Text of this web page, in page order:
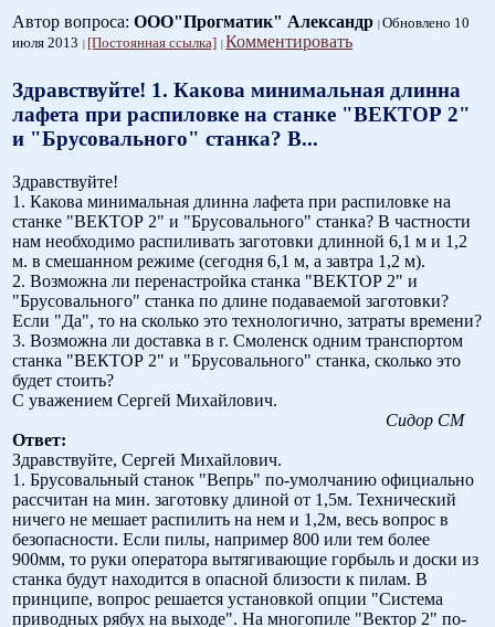
Автор вопроса:ООО"Прогматик" Александр Обновлено 10
июля 2013
[Постоянная ссылка] Комментировать
Здравствуйте! 1. Какова минимальная длинна
лафета при распиловке на станке "ВЕКТОР 2"
и "Брусовального" станка? В...
Здравствуйте!
1. Какова минимальная длинна лафета при распиловке на
станке "ВЕКТОР 2" и "Брусовального" станка? В частности
нам необходимо распиливать заготовки длинной 6,1 м и 1,2
м. в смешанном режиме (сегодня 6,1 м, а завтра 1,2 м).
2. Возможна ли перенастройка станка "ВЕКТОР 2" и
"Брусовального" станка по длине подаваемой заготовки?
Если "Да", то на сколько это технологично, затраты времени?
3. Возможна ли доставка в г. Смоленск одним транспортом
станка "ВЕКТОР 2" и "Брусовального" станка, сколько это
будет стоить?
С уважением Сергей Михайлович.
Сидор СМ
Ответ:
Здравствуйте, Сергей Михайлович.
1. Брусовальный станок "Вепрь" по-умолчанию официально
рассчитан на мин. заготовку длиной от 1,5м. Технический
ничего не мешает распилить на нем и 1,2м, весь вопрос в
безопасности. Если пилы, например 800 или тем более
900мм, то руки оператора вытягивающие горбыль и доски из
станка будут находится в опасной близости к пилам. В
принципе, вопрос решается установкой опции "Система
приводных рябух на выходе". На многопиле "Вектор 2" по-